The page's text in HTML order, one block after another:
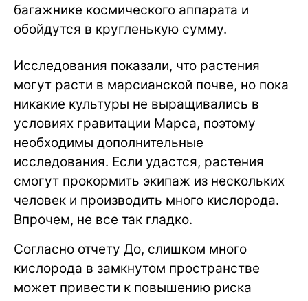
багажнике космического аппарата и
обойдутся в кругленькую сумму.
Исследования показали, что растения
могут расти в марсианской почве, но пока
никакие культуры не выращивались в
условиях гравитации Марса, поэтому
необходимы дополнительные
исследования. Если удастся, растения
смогут прокормить экипаж из нескольких
человек и производить много кислорода.
Впрочем, не все так гладко.
Согласно отчету До, слишком много
кислорода в замкнутом пространстве
может привести к повышению риска